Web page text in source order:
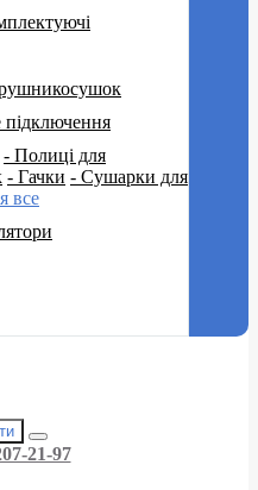
- Полиці для
- Гачки - Сушарки для
все
21-97